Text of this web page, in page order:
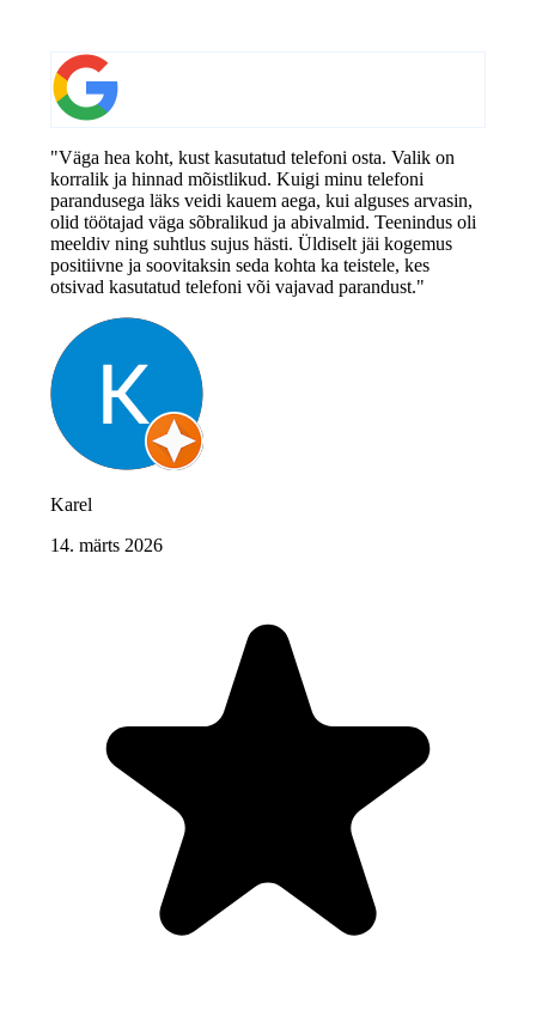
"Väga hea koht, kust kasutatud telefoni osta. Valik on
korralik ja hinnad mõistlikud. Kuigi minu telefoni
parandusega läks veidi kauem aega, kui alguses arvasin,
olid töötajad väga sõbralikud ja abivalmid. Teenindus oli
meeldiv ning suhtlus sujus hästi. Üldiselt jäi kogemus
positiivne ja soovitaksin seda kohta ka teistele, kes
otsivad kasutatud telefoni või vajavad parandust."
Karel
14. märts 2026